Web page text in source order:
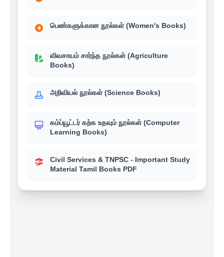
பெண்களுக்கான நூல்கள் (Women's Books)
விவசாயம் சார்ந்த நூல்கள் (Agriculture
Books)
அறிவியல் நூல்கள் (Science Books)
கம்ப்யூட்டர் கற்க உதவும் நூல்கள் (Computer
Learning Books)
Civil Services & TNPSC - Important Study
Material Tamil Books PDF